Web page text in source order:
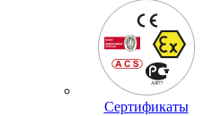
Сертификаты